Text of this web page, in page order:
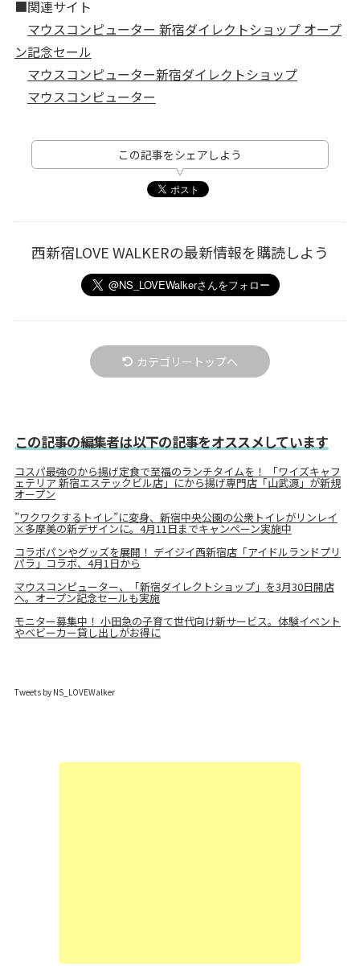
■関連サイト
マウスコンピューター 新宿ダイレクトショップ オープ
ン記念セール
マウスコンピューター新宿ダイレクトショップ
マウスコンピューター
この記事をシェアしよう
西新宿LOVE WALKERの最新情報を購読しよう
カテゴリートップへ
この記事の編集者は以下の記事をオススメしています
コスパ最強のから揚げ定食で至福のランチタイムを！ 「ワイズキャフ
ェテリア 新宿エステックビル店」にから揚げ専門店「山武源」が新規
オープン
”ワクワクするトイレ”に変身、新宿中央公園の公衆トイレがリンレイ
×多摩美の新デザインに。4月11日までキャンペーン実施中
コラボパンやグッズを展開！ デイジイ西新宿店「アイドルランドプリ
パラ」コラボ、4月1日から
マウスコンピューター、「新宿ダイレクトショップ」を3月30日開店
へ。オープン記念セールも実施
モニター募集中！ 小田急の子育て世代向け新サービス。体験イベント
やベビーカー貸し出しがお得に
Tweets by NS_LOVEWalker